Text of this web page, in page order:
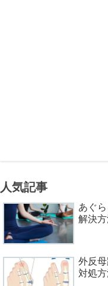
人気記事
あぐ
解決
外反
対処